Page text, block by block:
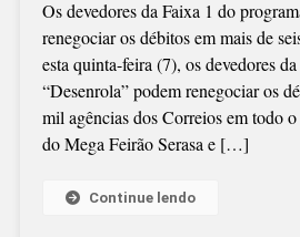
Os devedores da Faixa 1 do
renegociar os débitos em mais de
esta quinta-feira (7), os devedores
“Desenrola” podem renegociar os
mil agências dos Correios em todo
do Mega Feirão Serasa e […]
Continue lendo